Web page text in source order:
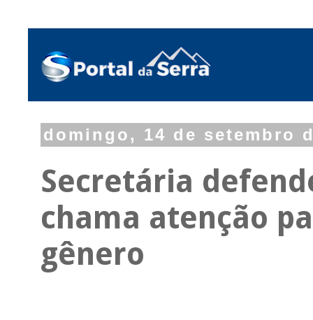
domingo, 14 de setembro
Secretária
chama atenção
gênero